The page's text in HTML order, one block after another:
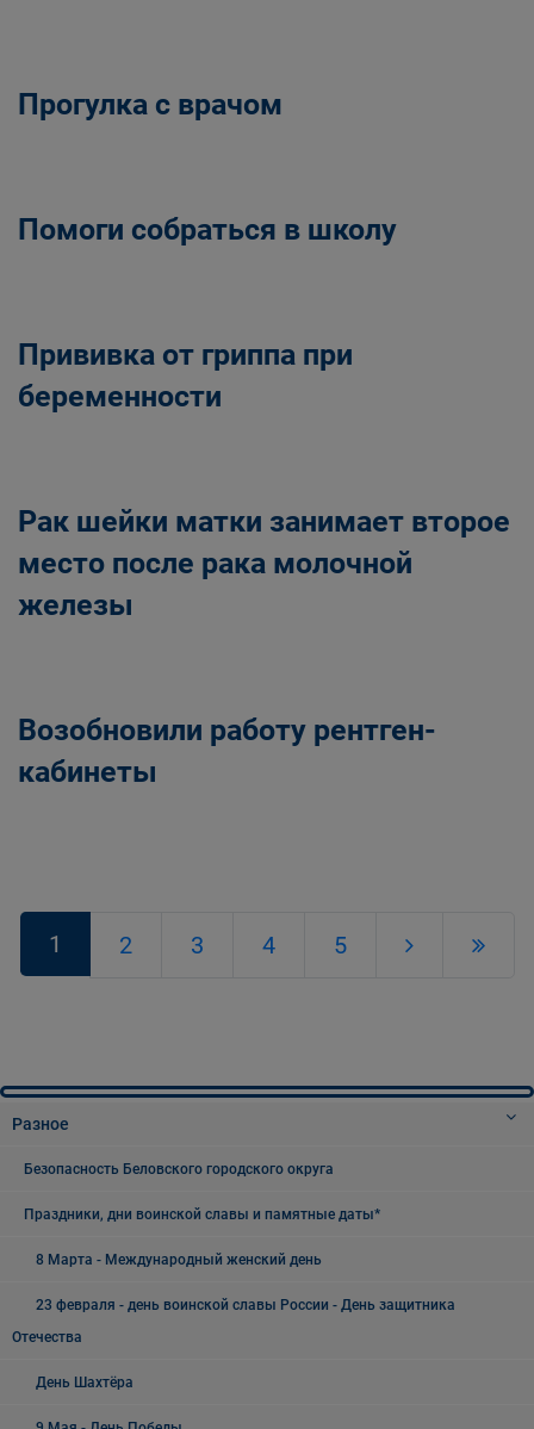
Прогулка с врачом
Помоги собраться в школу
Прививка от гриппа при
беременности
Рак шейки матки занимает второе
место после рака молочной
железы
Возобновили работу рентген-
кабинеты
1 2 3 4 5
Разное
Безопасность Беловского городского округа
Праздники, дни воинской славы и памятные даты*
8 Марта - Международный женский день
23 февраля - день воинской славы России - День защитника
Отечества
День Шахтёра